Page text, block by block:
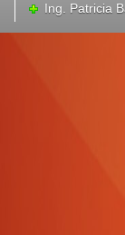
Ing. Patricia